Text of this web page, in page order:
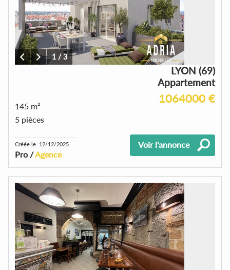
1 /3
LYON (69)
Appartement
1064000 €
145 m²
5 pièces
Créée le: 12/12/2025
Pro /Agence
Voir l'annonce